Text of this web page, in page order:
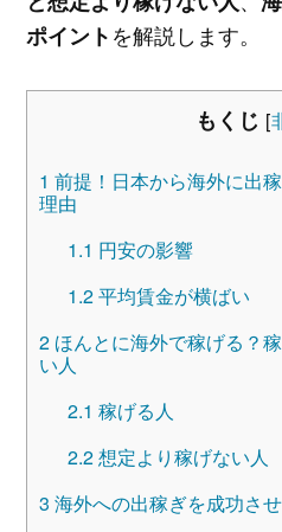
ポイントを解説します。
もくじ [
1 前提！日本から海外に出
理由
1.1 円安の影響
1.2平均賃金が横ばい
2ほんとに海外で稼げる？
い人
2.1 稼げる人
2.2想定より稼げない人
3 海外への出稼ぎを成功さ